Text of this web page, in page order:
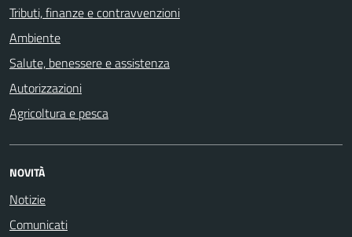
Tributi, finanze e contravvenzioni
Ambiente
Salute, benessere e assistenza
Autorizzazioni
Agricoltura e pesca
NOVITÀ
Notizie
Comunicati